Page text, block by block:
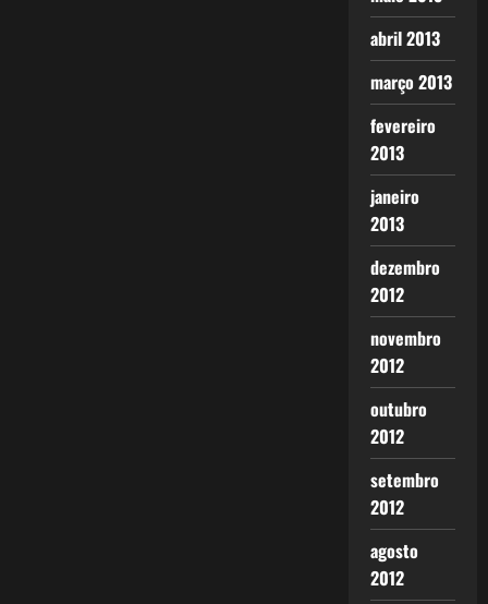
abril 2013
março 2013
fevereiro
2013
janeiro
2013
dezembro
2012
novembro
2012
outubro
2012
setembro
2012
agosto
2012